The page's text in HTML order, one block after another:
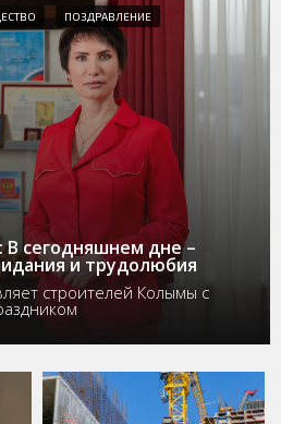
ПОЗДРАВЛЕНИЕ
В сегодняшнем дне –
и трудолюбия
строителей Колымы с